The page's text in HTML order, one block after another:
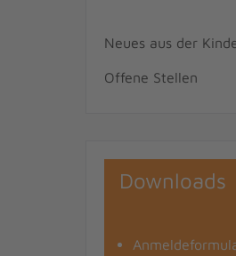
Neues aus der
Offene Stellen
Downloads